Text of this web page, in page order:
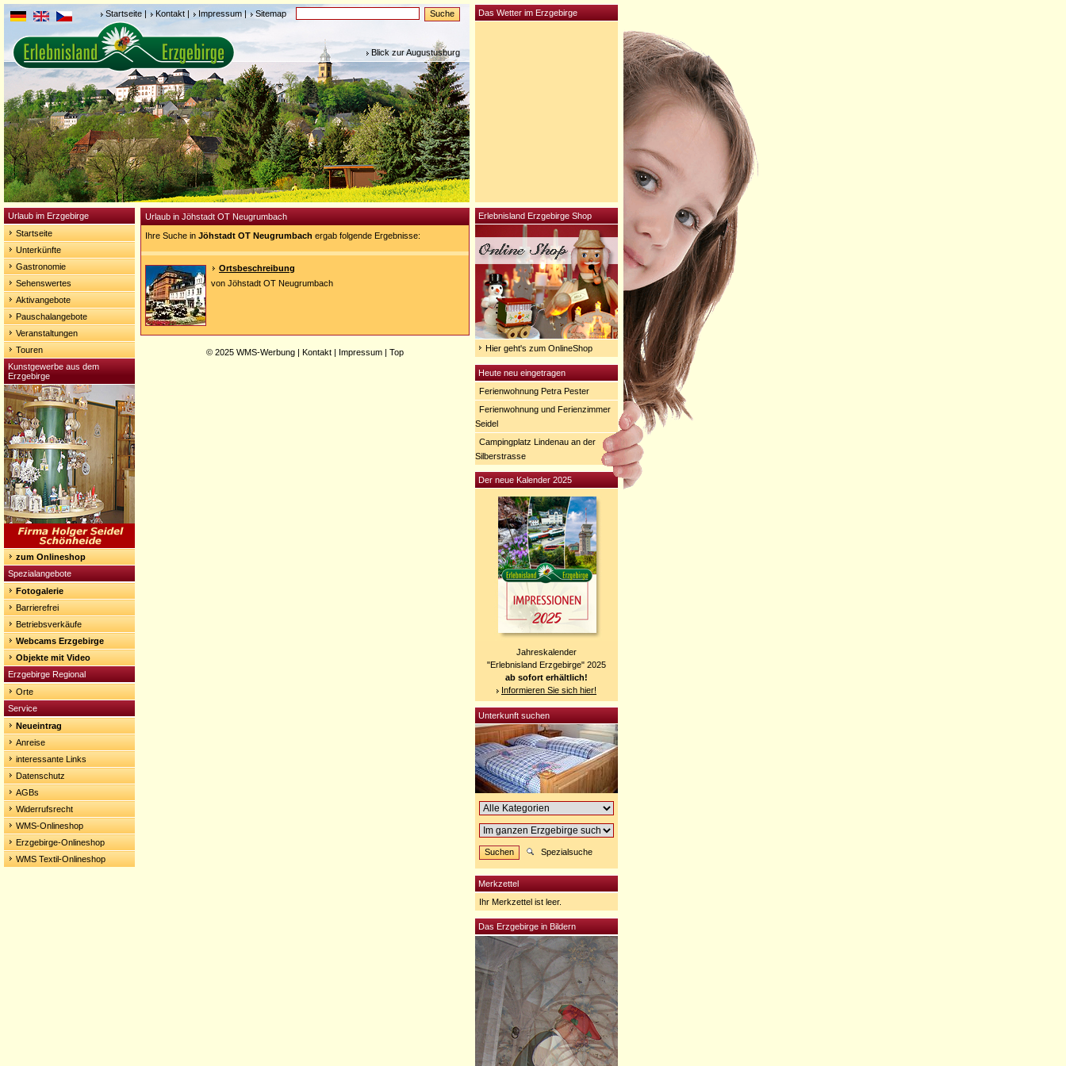
Startseite | Kontakt | Impressum| Sitemap
Blick zur Augustusburg
Urlaub im Erzgebirge
Startseite
Unterkünfte
Gastronomie
Sehenswertes
Aktivangebote
Pauschalangebote
Veranstaltungen
Touren
Kunstgewerbe aus dem
Erzgebirge
zum Onlineshop
Spezialangebote
Fotogalerie
Barrierefrei
Betriebsverkäufe
Webcams Erzgebirge
Objekte mit Video
Erzgebirge Regional
Orte
Service
Neueintrag
Anreise
interessante Links
Datenschutz
AGBs
Widerrufsrecht
WMS-Onlineshop
Erzgebirge-Onlineshop
WMS Textil-Onlineshop
Urlaub in Jöhstadt OT Neugrumbach
Ihre Suche in Jöhstadt OT Neugrumbach ergab folgende Ergebnisse:
Ortsbeschreibung
von Jöhstadt OT Neugrumbach
© 2025 WMS-Werbung | Kontakt | Impressum | Top
Erlebnisland Erzgebirge Shop
Hier geht's zum OnlineShop
Heute neu eingetragen
Ferienwohnung Petra Pester
Ferienwohnung und Ferienzimmer
Seidel
Campingplatz Lindenau an der
Silberstrasse
Der neue Kalender 2025
Jahreskalender
"Erlebnisland Erzgebirge" 2025
ab sofort erhältlich!
Informieren Sie sich hier!
Unterkunft suchen
Spezialsuche
Merkzettel
Ihr Merkzettel ist leer.
Das Erzgebirge in Bildern
Das Wetter im Erzgebirge